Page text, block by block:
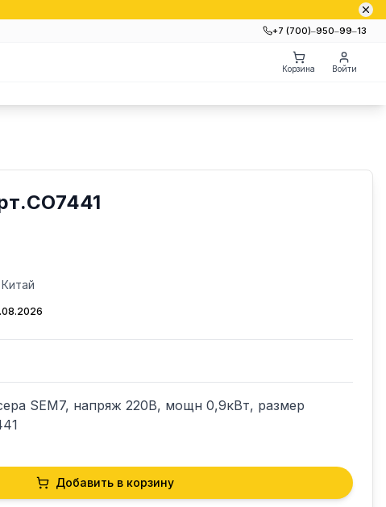
+7 (700)‒950‒99‒13
Корзина Войти
Китай
SEM7, напряж 220В, мощн 0,9кВт, размер
Добавить в корзину